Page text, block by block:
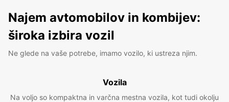
Najem avtomobilov in kombijev:
široka izbira vozil
Ne glede na vaše potrebe, imamo vozilo, ki ustreza njim.
Vozila
Na voljo so kompaktna in varčna mestna vozila, kot tudi okolju